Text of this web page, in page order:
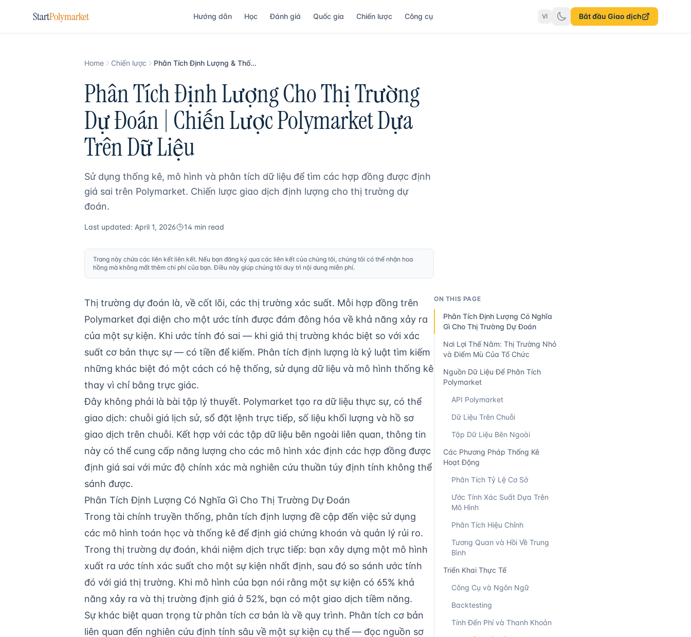
StartPolymarket Hướng dẫn Học Đánh giá Quốc gia Chiến lược Công cụ VI Bắt đầu Giao dịch
Home Chiến lược Phân Tích Định Lượng & Thống Kê Cho Thị Trường Dự Đoán
Phân Tích Định Lượng Cho Thị Trường
Dự Đoán | Chiến Lược Polymarket Dựa
Trên Dữ Liệu
Sử dụng thống kê, mô hình và phân tích dữ liệu để tìm các hợp đồng được định
giá sai trên Polymarket. Chiến lược giao dịch định lượng cho thị trường dự
đoán.
Last updated: April 1, 2026 14 min read
Trang này chứa các liên kết liên kết. Nếu bạn đăng ký qua các liên kết của chúng tôi, chúng tôi có thể nhận hoa
hồng mà không mất thêm chi phí của bạn. Điều này giúp chúng tôi duy trì nội dung miễn phí.
Thị trường dự đoán là, về cốt lõi, các thị trường xác suất. Mỗi hợp đồng trên
Polymarket đại diện cho một ước tính được đám đông hóa về khả năng xảy ra
của một sự kiện. Khi ước tính đó sai — khi giá thị trường khác biệt so với xác
suất cơ bản thực sự — có tiền để kiếm. Phân tích định lượng là kỷ luật tìm kiếm
những khác biệt đó một cách có hệ thống, sử dụng dữ liệu và mô hình thống kê
thay vì chỉ bằng trực giác.
Đây không phải là bài tập lý thuyết. Polymarket tạo ra dữ liệu thực sự, có thể
giao dịch: chuỗi giá lịch sử, sổ đặt lệnh trực tiếp, số liệu khối lượng và hồ sơ
giao dịch trên chuỗi. Kết hợp với các tập dữ liệu bên ngoài liên quan, thông tin
này có thể cung cấp năng lượng cho các mô hình xác định các hợp đồng được
định giá sai với mức độ chính xác mà nghiên cứu thuần túy định tính không thể
sánh được.
Phân Tích Định Lượng Có Nghĩa Gì Cho Thị Trường Dự Đoán
Trong tài chính truyền thống, phân tích định lượng đề cập đến việc sử dụng
các mô hình toán học và thống kê để định giá chứng khoán và quản lý rủi ro.
Trong thị trường dự đoán, khái niệm dịch trực tiếp: bạn xây dựng một mô hình
xuất ra ước tính xác suất cho một sự kiện nhất định, sau đó so sánh ước tính
đó với giá thị trường. Khi mô hình của bạn nói rằng một sự kiện có 65% khả
năng xảy ra và thị trường định giá ở 52%, bạn có một giao dịch tiềm năng.
Sự khác biệt quan trọng từ phân tích cơ bản là về quy trình. Phân tích cơ bản
liên quan đến nghiên cứu định tính sâu về một sự kiện cụ thể — đọc nguồn sơ
ON THIS PAGE
Phân Tích Định Lượng Có Nghĩa
Gì Cho Thị Trường Dự Đoán
Nơi Lợi Thế Nằm: Thị Trường Nhỏ
và Điểm Mù Của Tổ Chức
Nguồn Dữ Liệu Để Phân Tích
Polymarket
API Polymarket
Dữ Liệu Trên Chuỗi
Tập Dữ Liệu Bên Ngoài
Các Phương Pháp Thống Kê
Hoạt Động
Phân Tích Tỷ Lệ Cơ Sở
Ước Tính Xác Suất Dựa Trên
Mô Hình
Phân Tích Hiệu Chỉnh
Tương Quan và Hồi Về Trung
Bình
Triển Khai Thực Tế
Công Cụ và Ngôn Ngữ
Backtesting
Tính Đến Phí và Thanh Khoản